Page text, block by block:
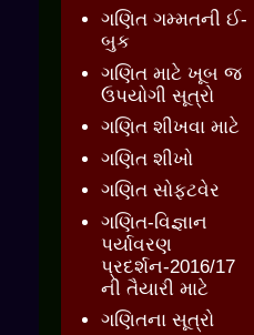
ગણિત ગમ્મતની ઈ-
બુક
ગણિત માટે ખૂબ જ
ઉપયોગી સૂત્રો
ગણિત શીખવા માટે
ગણિત શીખો
ગણિત સોફ્ટવેર
ગણિત-વિજ્ઞાન
પર્યાવરણ
પ્રદર્શન-2016/17
ની તૈયારી માટે
ગણિતના સૂત્રો